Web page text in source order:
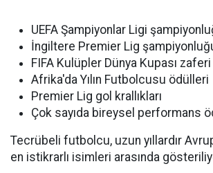
UEFA Şampiyonlar Ligi
İngiltere Premier Lig
FIFA Kulüpler Dünya Kupası zaferi
Afrika'da Yılın Futbolcusu ödülleri
Premier Lig gol krallıkları
Çok sayıda bireysel performans
Tecrübeli futbolcu, uzun yıllardır
en istikrarlı isimleri arasında